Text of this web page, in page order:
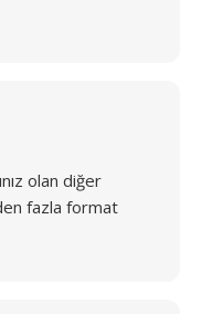
olan diğer
fazla format